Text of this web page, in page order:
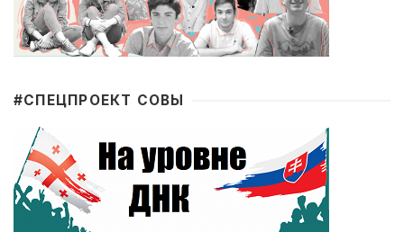
#CПЕЦПРОЕКТ СОВЫ